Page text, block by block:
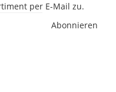
per E-Mail zu.
Abonnieren